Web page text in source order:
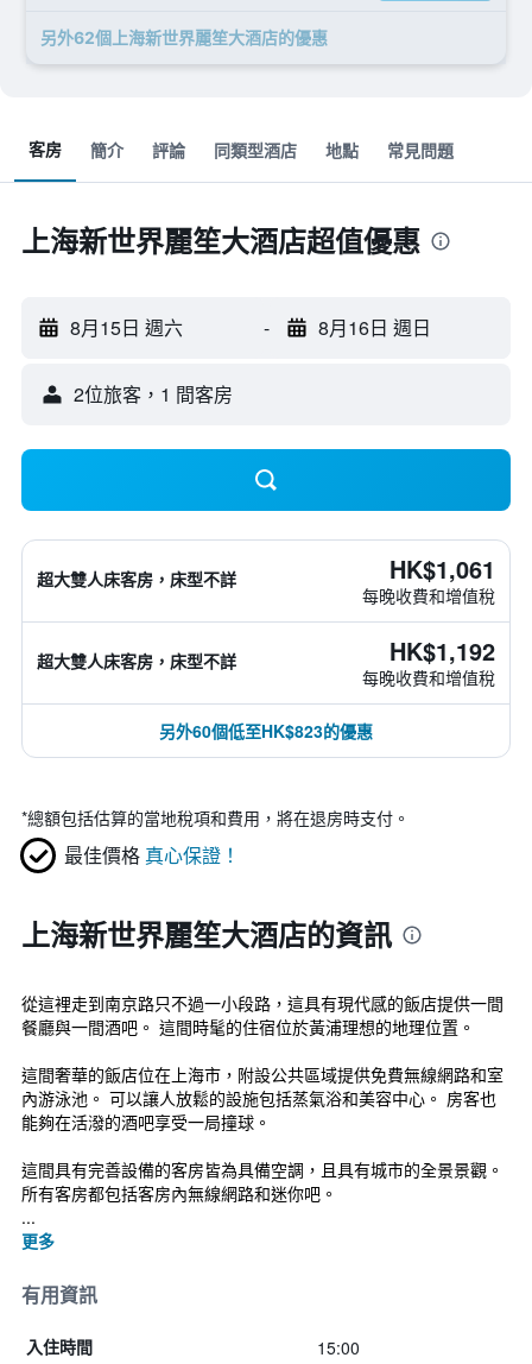
另外62個上海新世界麗笙大酒店​的優惠
客房 簡介 評論 同類型酒店 地點 常見問題
上海新世界麗笙大酒店超值優惠
8月15日 週六 - 8月16日 週日
2位旅客，1 間客房
超大雙人床客房，床型不詳 HK$1,061
每晚收費和增值稅
超大雙人床客房，床型不詳 HK$1,192
每晚收費和增值稅
另外60個低至HK$823的優惠
*總額包括估算的當地稅項和費用，將在退房時支付。
最佳價格 真心保證！
上海新世界麗笙大酒店的資訊
從這裡走到南京路只不過一小段路，這具有現代感的飯店提供一間
餐廳與一間酒吧。 這間時髦的住宿位於黃浦理想的地理位置。
這間奢華的飯店位在上海市，附設公共區域提供免費無線網路和室
內游泳池。 可以讓人放鬆的設施包括蒸氣浴和美容中心。 房客也
能夠在活潑的酒吧享受一局撞球。
這間具有完善設備的客房皆為具備空調，且具有城市的全景景觀。
所有客房都包括客房內無線網路和迷你吧。
...
更多
有用資訊
入住時間 15:00